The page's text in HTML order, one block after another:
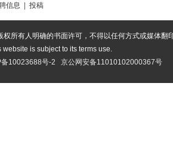
信息 投稿
权所有人明确的书面许可，不得以任何方式或媒体翻
website is subject to its terms use.
10023688号-2
京公网安备11010102000367号